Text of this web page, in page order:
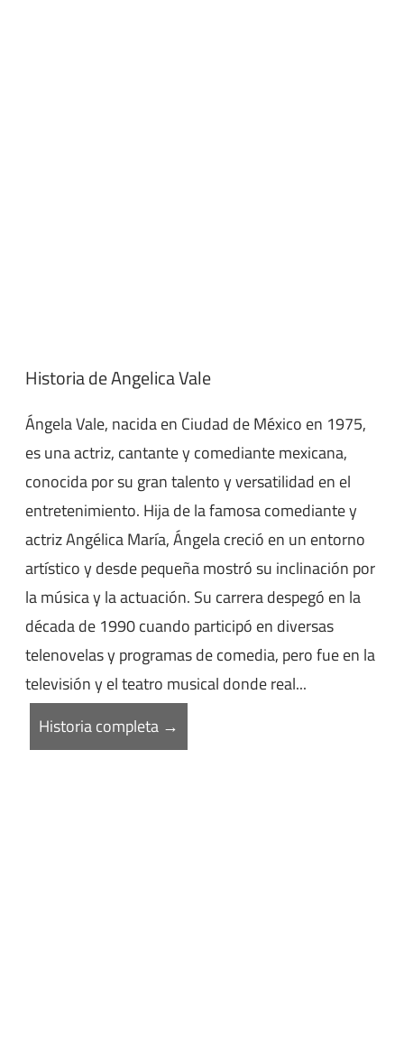
Historia de Angelica Vale
Ángela Vale, nacida en Ciudad de México en 1975,
es una actriz, cantante y comediante mexicana,
conocida por su gran talento y versatilidad en el
entretenimiento. Hija de la famosa comediante y
actriz Angélica María, Ángela creció en un entorno
artístico y desde pequeña mostró su inclinación por
la música y la actuación. Su carrera despegó en la
década de 1990 cuando participó en diversas
telenovelas y programas de comedia, pero fue en la
televisión y el teatro musical donde real...
Historia completa →